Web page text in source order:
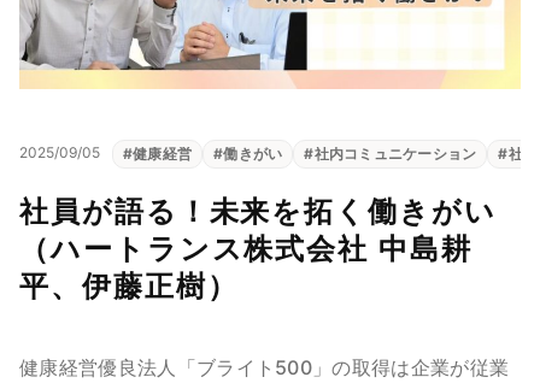
2025/09/05 #健康経営 #働きがい #社内コミュニケーション #社
社員が語る！未来を拓く働きがい
（ハートランス株式会社 中島耕
平、伊藤正樹）
健康経営優良法人「ブライト500」の取得は企業が従業